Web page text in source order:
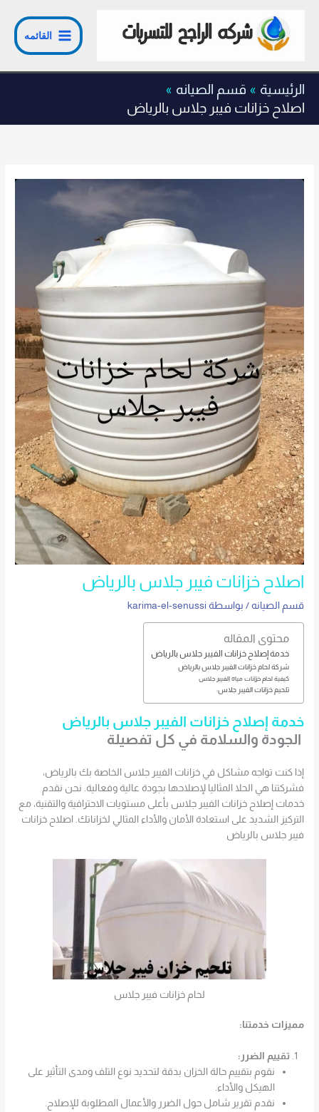
المحتوى
القائمه
الرئيسية
قسم الصيانه
اصلاح خزانات فيبر جلاس بالرياض
اصلاح خزانات فيبر جلاس بالرياض
قسم الصيانه / بواسطة karima-el-senussi
محتوى المقاله
خدمة إصلاح خزانات الفيبر جلاس بالرياض
شركة لحام خزانات الفيبر جلاس بالرياض
كيفية لحام خزانات مياه الفيبر جلاس
تلحيم خزانات الفيبر جلاس:
خدمة إصلاح خزانات الفيبر جلاس بالرياض
الجودة والسلامة في كل تفصيلة
إذا كنت تواجه مشاكل في خزانات الفيبر جلاس الخاصة بك بالرياض،
فشركتنا هي الحلا المثاليا لإصلاحها بجودة عالية وفعالية. نحن نقدم
خدمات إصلاح خزانات الفيبر جلاس بأعلى مستويات الاحترافية والتقنية، مع
التركيز الشديد على استعادة الأمان والأداء المثالي لخزاناتك. اصلاح خزانات
فيبر جلاس بالرياض
لحام خزانات فيبر جلاس
مميزات خدمتنا:
تقييم الضرر:
نقوم بتقييم حالة الخزان بدقة لتحديد نوع التلف ومدى التأثير على
الهيكل والأداء.
نقدم تقرير شامل حول الضرر والأعمال المطلوبة للإصلاح.